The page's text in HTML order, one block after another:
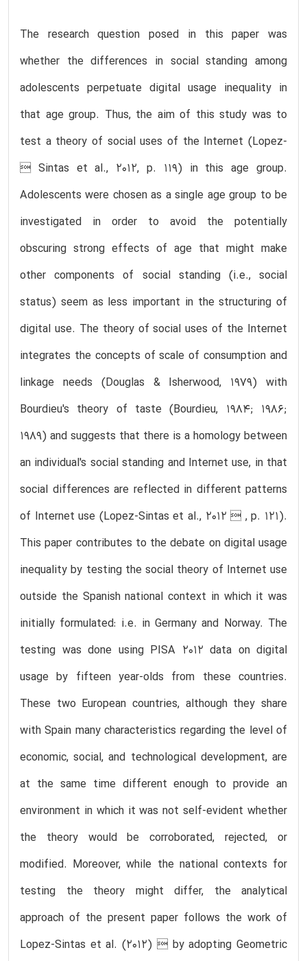
The research question posed in this paper was
whether the differences in social standing among
adolescents perpetuate digital usage inequality in
that age group. Thus, the aim of this study was to
test a theory of social uses of the Internet (Lopez-
 Sintas et al., 2012, p. 119) in this age group.
Adolescents were chosen as a single age group to be
investigated in order to avoid the potentially
obscuring strong effects of age that might make
other components of social standing (i.e., social
status) seem as less important in the structuring of
digital use. The theory of social uses of the Internet
integrates the concepts of scale of consumption and
linkage needs (Douglas & Isherwood, 1979) with
Bourdieu's theory of taste (Bourdieu, 1984; 1986;
1989) and suggests that there is a homology between
an individual's social standing and Internet use, in that
social differences are reflected in different patterns
of Internet use (Lopez-Sintas et al., 2012  , p. 121).
This paper contributes to the debate on digital usage
inequality by testing the social theory of Internet use
outside the Spanish national context in which it was
initially formulated: i.e. in Germany and Norway. The
testing was done using PISA 2012 data on digital
usage by fifteen year-olds from these countries.
These two European countries, although they share
with Spain many characteristics regarding the level of
economic, social, and technological development, are
at the same time different enough to provide an
environment in which it was not self-evident whether
the theory would be corroborated, rejected, or
modified. Moreover, while the national contexts for
testing the theory might differ, the analytical
approach of the present paper follows the work of
Lopez-Sintas et al. (2012)  by adopting Geometric